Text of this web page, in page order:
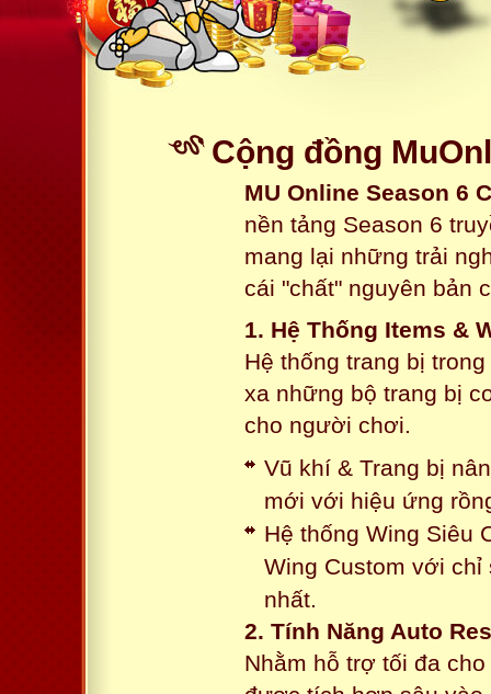
Cộng đồng
MU Online Season 6
nền tảng Season 6
mang lại những trải
cái "chất" nguyên bản
1. Hệ Thống Items &
Hệ thống trang bị
xa những bộ trang bị
cho người chơi.
Vũ khí & Trang bị
mới với hiệu ứng
Hệ thống Wing Siêu
Wing Custom với
nhất.
2. Tính Năng Auto
Nhằm hỗ trợ tối đa